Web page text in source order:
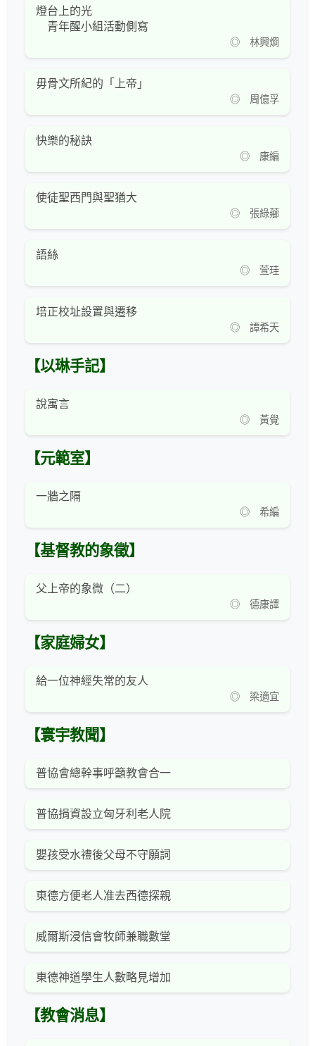
燈台上的光
青年醒小組活動側寫
◎ 林興烱
毋骨文所紀的「上帝」
◎ 周億孚
快樂的秘訣
◎ 康編
使徒聖西門與聖猶大
◎ 張綠薌
語絲
◎ 萱珪
培正校址設置與遷移
◎ 譚希天
【以琳手記】
說寓言
◎ 黃覺
【元範室】
一牆之隔
◎ 希編
【基督教的象徵】
父上帝的象微（二）
◎ 德康譯
【家庭婦女】
給一位神經失常的友人
◎ 梁適宜
【寰宇教聞】
普協會總幹事呼籲教會合一
普協捐資設立匈牙利老人院
嬰孩受水禮後父母不守願詞
東德方便老人准去西德探親
威爾斯浸信會牧師兼職數堂
東德神道學生人數略見增加
【教會消息】